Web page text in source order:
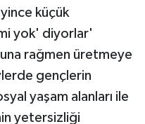
küçük
yok' diyorlar'
rağmen üretmeye
gençlerin
yaşam alanları ile
yetersizliği